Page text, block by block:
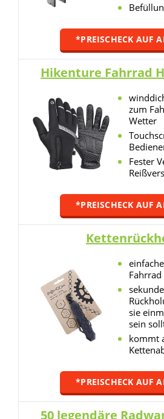
*PREISCHECK AUF
Hikenture Fahrrad
zum
Wetter
Fester
*PREISCHECK AUF
Fahrrad
sie
sein
kommt
*PREISCHECK AUF
50 legendäre